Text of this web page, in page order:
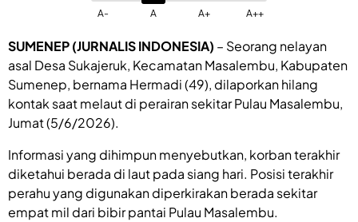
A- A A+ A++
SUMENEP (JURNALIS INDONESIA) – Seorang nelayan
asal Desa Sukajeruk, Kecamatan Masalembu, Kabupaten
Sumenep, bernama Hermadi (49), dilaporkan hilang
kontak saat melaut di perairan sekitar Pulau Masalembu,
Jumat (5/6/2026).
Informasi yang dihimpun menyebutkan, korban terakhir
diketahui berada di laut pada siang hari. Posisi terakhir
perahu yang digunakan diperkirakan berada sekitar
empat mil dari bibir pantai Pulau Masalembu.